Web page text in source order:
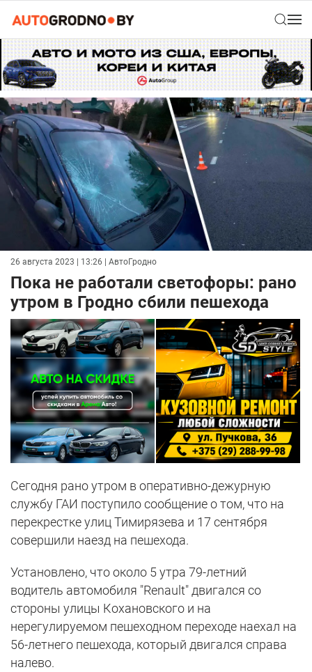
26 августа 2023 | 13:26 | АвтоГродно
Пока не работали светофоры: рано
утром в Гродно сбили пешехода
Сегодня рано утром в оперативно-дежурную
службу ГАИ поступило сообщение о том, что на
перекрестке улиц Тимирязева и 17 сентября
совершили наезд на пешехода.
Установлено, что около 5 утра 79-летний
водитель автомобиля "Renault" двигался со
стороны улицы Кохановского и на
нерегулируемом пешеходном переходе наехал на
56-летнего пешехода, который двигался справа
налево.